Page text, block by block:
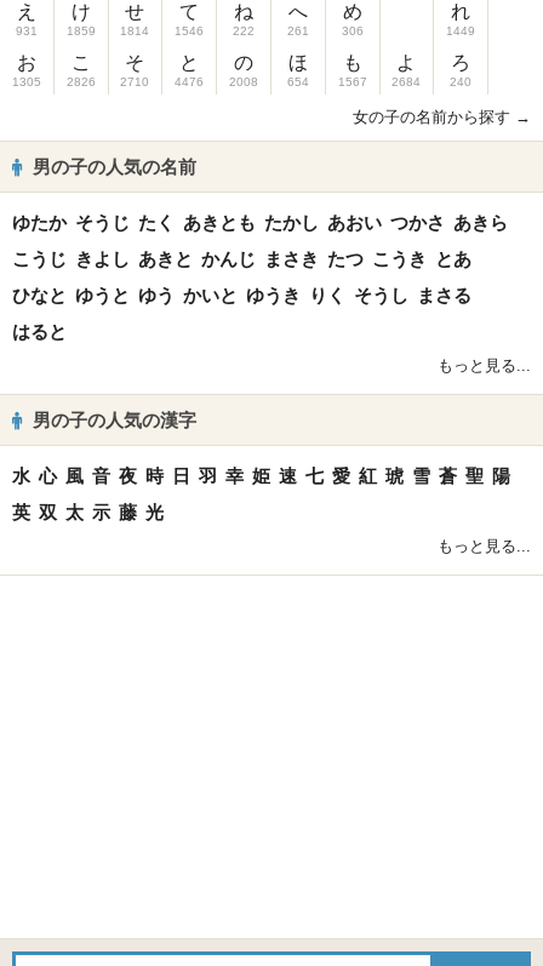
え
931
お
1305
け
1859
こ
2826
せ
1814
そ
2710
て
1546
と
4476
ね
222
の
2008
へ
261
ほ
654
め
306
も
1567
よ
2684
れ
1449
ろ
240
女の子の名前から探す →
男の子の人気の名前
ゆたか そうじ たく あきとも たかし あおい つかさ あきら
こうじ きよし あきと かんじ まさき たつ こうき
とあ
ひなと ゆうと ゆう かいと ゆうき りく そうし
まさる
はると
もっと見る...
男の子の人気の漢字
水 心 風 音 夜 時 日 羽 幸 姫 速 七 愛 紅 琥 雪 蒼 聖 陽
英 双 太 示 藤 光
もっと見る...